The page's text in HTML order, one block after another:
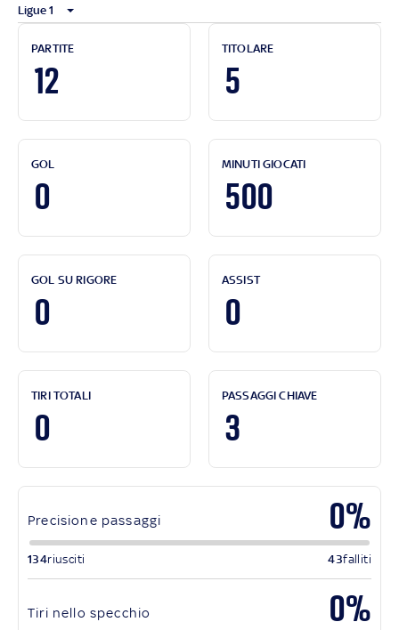
Ligue 1
PARTITE
12
TITOLARE
5
GOL
0
MINUTI GIOCATI
500
GOL SU RIGORE
0
ASSIST
0
TIRI TOTALI
0
PASSAGGI CHIAVE
3
Precisione passaggi 0%
134riusciti 43falliti
Tiri nello specchio 0%